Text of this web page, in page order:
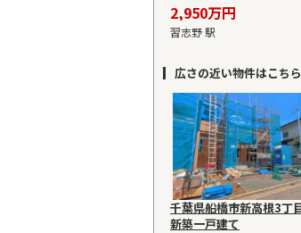
2,950万円
習志野 駅
広さの近い物件はこちら
千葉県船橋市新高根3丁
新築一戸建て